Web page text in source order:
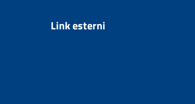
Link esterni